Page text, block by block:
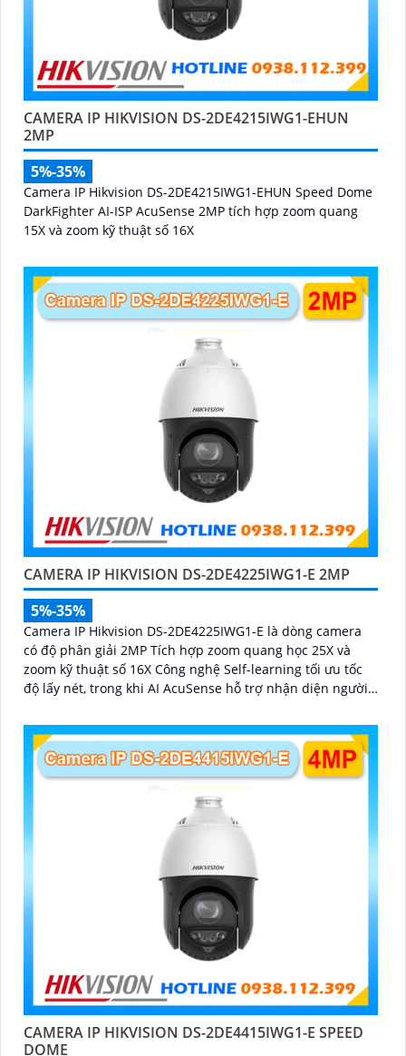
CAMERA IP HIKVISION DS-2DE4215IWG1-EHUN
2MP
5%-35%
Camera IP Hikvision DS-2DE4215IWG1-EHUN Speed Dome
DarkFighter AI-ISP AcuSense 2MP tích hợp zoom quang
15X và zoom kỹ thuật số 16X
CAMERA IP HIKVISION DS-2DE4225IWG1-E 2MP
5%-35%
Camera IP Hikvision DS-2DE4225IWG1-E là dòng camera
có độ phân giải 2MP Tích hợp zoom quang học 25X và
zoom kỹ thuật số 16X Công nghệ Self-learning tối ưu tốc
độ lấy nét, trong khi AI AcuSense hỗ trợ nhận diện người
CAMERA IP HIKVISION DS-2DE4415IWG1-E SPEED
DOME